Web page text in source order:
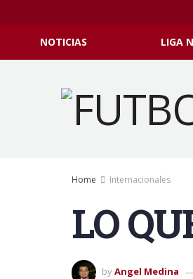
NOTICIAS LIGA
Home Internacionales
LO
byAngel Medina